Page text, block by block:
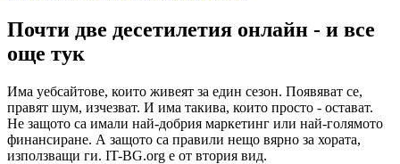
Почти две десетилетия онлайн - и все
още тук
Има уебсайтове, които живеят за един сезон. Появяват се,
правят шум, изчезват. И има такива, които просто - остават.
Не защото са имали най-добрия маркетинг или най-голямото
финансиране. А защото са правили нещо вярно за хората,
използващи ги. IT-BG.org е от втория вид.